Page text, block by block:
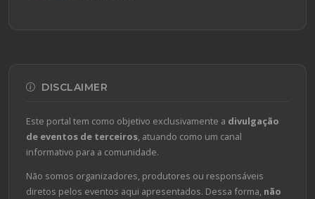
DISCLAIMER
Este portal tem como objetivo exclusivamente a divulgação
de eventos de terceiros, atuando como um canal
informativo para a comunidade.
Não somos organizadores, produtores ou responsáveis
diretos pelos eventos aqui apresentados. Dessa forma, não